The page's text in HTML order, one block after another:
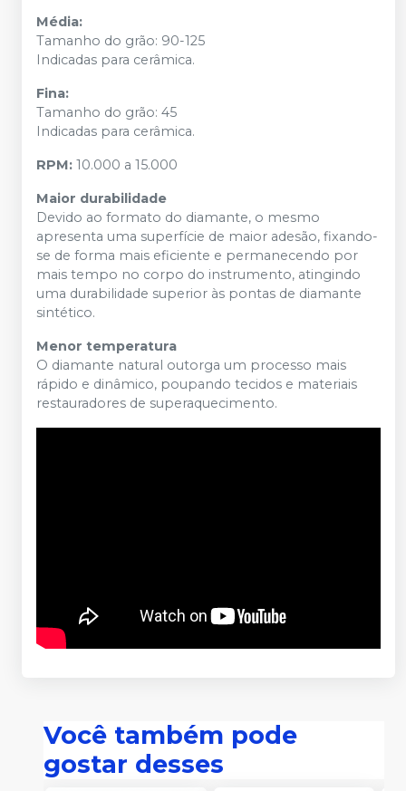
Média:
Tamanho do grão: 90-125
Indicadas para cerâmica.
Fina:
Tamanho do grão: 45
Indicadas para cerâmica.
RPM: 10.000 a 15.000
Maior durabilidade
Devido ao formato do diamante, o mesmo
apresenta uma superfície de maior adesão, fixando-
se de forma mais eficiente e permanecendo por
mais tempo no corpo do instrumento, atingindo
uma durabilidade superior às pontas de diamante
sintético.
Menor temperatura
O diamante natural outorga um processo mais
rápido e dinâmico, poupando tecidos e materiais
restauradores de superaquecimento.
Você também pode
gostar desses